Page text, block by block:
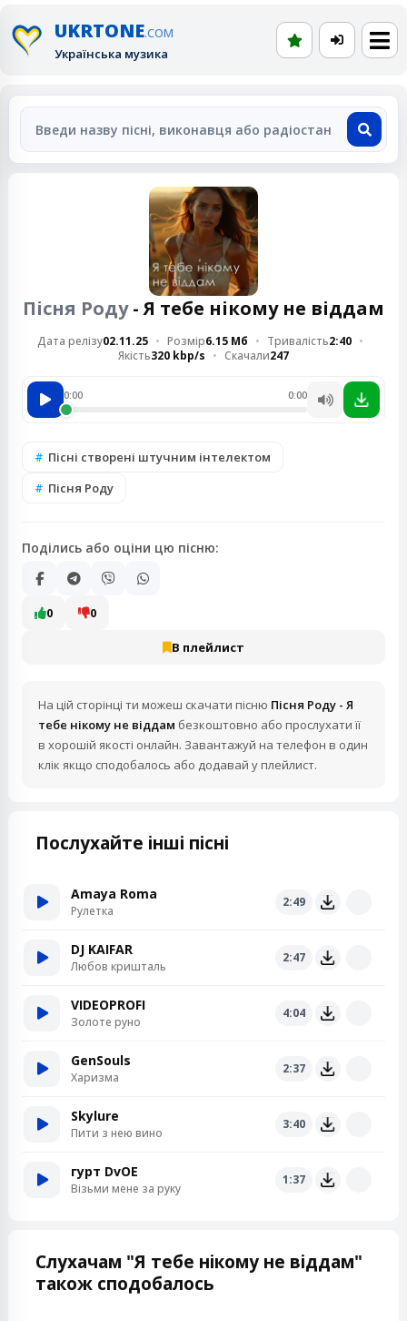
UKRTONE.COM
Українська музика
Пісня Роду- Я тебе нікому не віддам
Дата релізу02.11.25 Розмір6.15 Мб Тривалість2:40
Якість320 kbp/s Скачали247
0:00 0:00
Пісні створені штучним інтелектом
Пісня Роду
Поділись або оціни цю пісню:
0 0
В плейлист
На цій сторінці ти можеш скачати пісню Пісня Роду - Я
тебе нікому не віддам безкоштовно або прослухати її
в хорошій якості онлайн. Завантажуй на телефон в один
клік якщо сподобалось або додавай у плейлист.
Послухайте інші пісні
Amaya Roma
Рулетка
2:49
DJ KAIFAR
Любов кришталь
2:47
VIDEOPROFI
Золоте руно
4:04
GenSouls
Харизма
2:37
Skylure
Пити з нею вино
3:40
гурт DvOE
Візьми мене за руку
1:37
Слухачам "Я тебе нікому не віддам"
також сподобалось